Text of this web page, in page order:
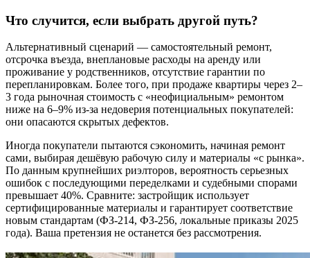
Что случится, если выбрать другой путь?
Альтернативный сценарий — самостоятельный ремонт,
отсрочка въезда, внеплановые расходы на аренду или
проживание у родственников, отсутствие гарантии по
перепланировкам. Более того, при продаже квартиры через 2–
3 года рыночная стоимость с «неофициальным» ремонтом
ниже на 6–9% из-за недоверия потенциальных покупателей:
они опасаются скрытых дефектов.
Иногда покупатели пытаются сэкономить, начиная ремонт
сами, выбирая дешёвую рабочую силу и материалы «с рынка».
По данным крупнейших риэлторов, вероятность серьезных
ошибок с последующими переделками и судебными спорами
превышает 40%. Сравните: застройщик использует
сертифицированные материалы и гарантирует соответствие
новым стандартам (ФЗ-214, ФЗ-256, локальные приказы 2025
года). Ваша претензия не останется без рассмотрения.